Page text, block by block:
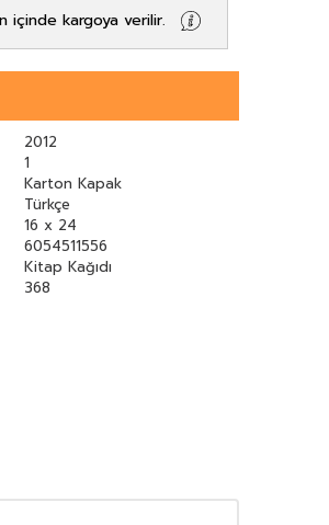
içinde kargoya verilir.
2012
1
Karton Kapak
Türkçe
16 x 24
6054511556
Kitap Kağıdı
368